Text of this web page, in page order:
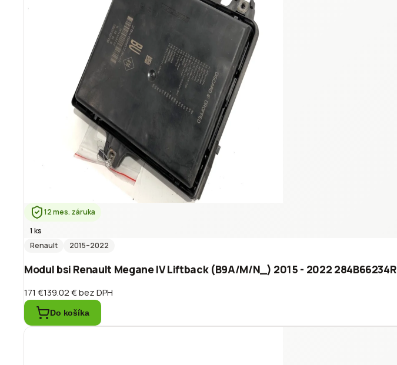
12 mes. záruka
1 ks
Renault
2015–2022
Modul bsi Renault Megane IV Liftback (B9A/M/N_) 2015 - 2022 284B66234R
171 €139.02 €bez DPH
Do košíka